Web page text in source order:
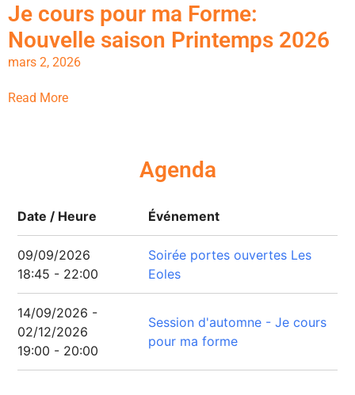
Je cours pour ma Forme:
Nouvelle saison Printemps 2026
mars 2, 2026
Read More
Agenda
Date / Heure Événement
09/09/2026
18:45 - 22:00
Soirée portes ouvertes Les
Eoles
14/09/2026 -
02/12/2026
19:00 - 20:00
Session d'automne - Je cours
pour ma forme